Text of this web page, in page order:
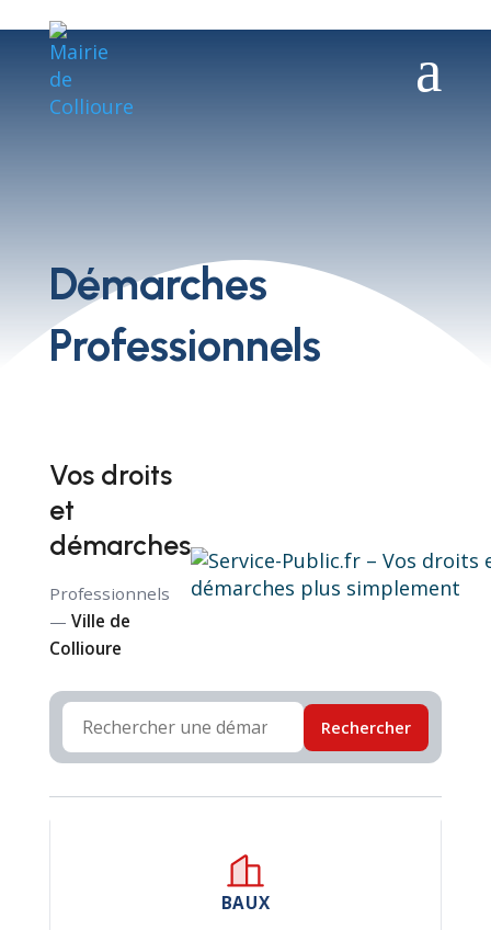
a
Démarches
Professionnels
Vos droits
et
démarches
Professionnels
— Ville de
Collioure
Rechercher
BAUX